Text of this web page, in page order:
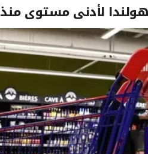
لأدنى مستوى منذ 15 شهراً